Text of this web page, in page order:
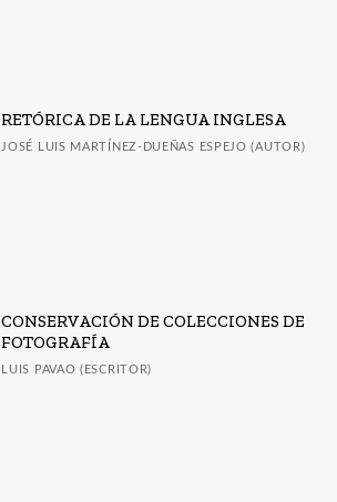
RETÓRICA DE LA LENGUA INGLESA
JOSÉ LUIS MARTÍNEZ-DUEÑAS ESPEJO (AUTOR)
CONSERVACIÓN DE COLECCIONES DE
FOTOGRAFÍA
LUIS PAVAO (ESCRITOR)